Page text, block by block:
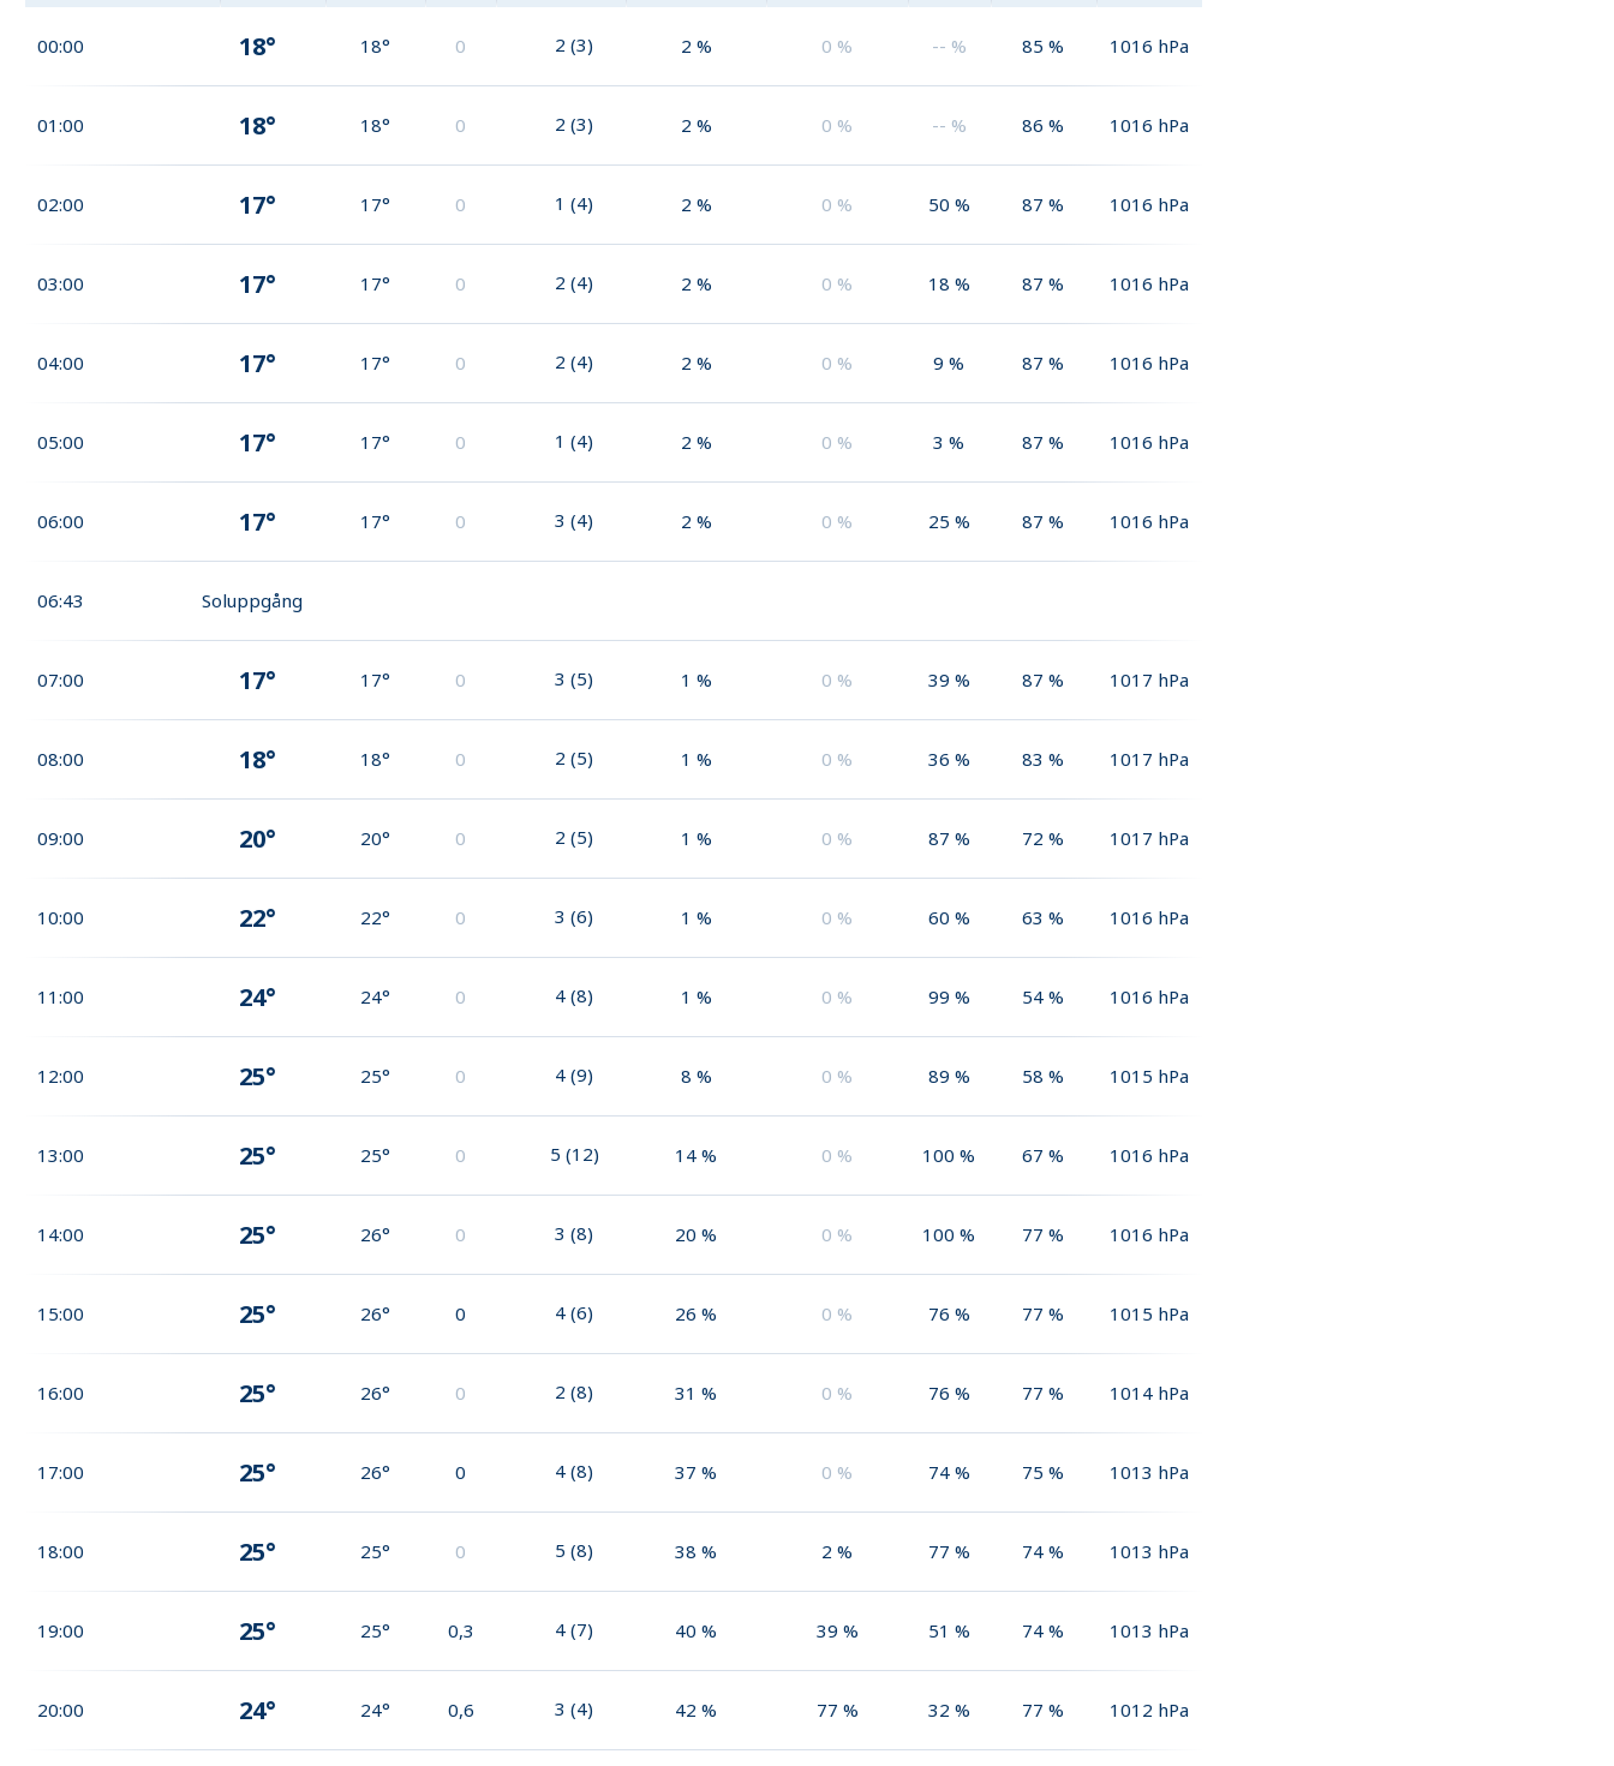
00:00 18° 18° 0 2 (3) 2 % 0 % -- % 85 % 1016 hPa
01:00 18° 18° 0 2 (3) 2 % 0 % -- % 86 % 1016 hPa
02:00 17° 17° 0 1 (4) 2 % 0 % 50 % 87 % 1016 hPa
03:00 17° 17° 0 2 (4) 2 % 0 % 18 % 87 % 1016 hPa
04:00 17° 17° 0 2 (4) 2 % 0 % 9 % 87 % 1016 hPa
05:00 17° 17° 0 1 (4) 2 % 0 % 3 % 87 % 1016 hPa
06:00 17° 17° 0 3 (4) 2 % 0 % 25 % 87 % 1016 hPa
06:43 Soluppgång
07:00 17° 17° 0 3 (5) 1 % 0 % 39 % 87 % 1017 hPa
08:00 18° 18° 0 2 (5) 1 % 0 % 36 % 83 % 1017 hPa
09:00 20° 20° 0 2 (5) 1 % 0 % 87 % 72 % 1017 hPa
10:00 22° 22° 0 3 (6) 1 % 0 % 60 % 63 % 1016 hPa
11:00 24° 24° 0 4 (8) 1 % 0 % 99 % 54 % 1016 hPa
12:00 25° 25° 0 4 (9) 8 % 0 % 89 % 58 % 1015 hPa
13:00 25° 25° 0 5 (12) 14 % 0 % 100 % 67 % 1016 hPa
14:00 25° 26° 0 3 (8) 20 % 0 % 100 % 77 % 1016 hPa
15:00 25° 26° 0 4 (6) 26 % 0 % 76 % 77 % 1015 hPa
16:00 25° 26° 0 2 (8) 31 % 0 % 76 % 77 % 1014 hPa
17:00 25° 26° 0 4 (8) 37 % 0 % 74 % 75 % 1013 hPa
18:00 25° 25° 0 5 (8) 38 % 2 % 77 % 74 % 1013 hPa
19:00 25° 25° 0,3 4 (7) 40 % 39 % 51 % 74 % 1013 hPa
20:00 24° 24° 0,6 3 (4) 42 % 77 % 32 % 77 % 1012 hPa